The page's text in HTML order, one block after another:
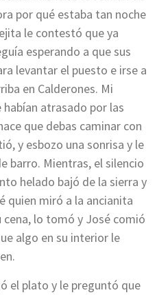
por qué estaba tan noche
le contestó que ya
esperando a que sus
levantar el puesto e irse a
en Calderones. Mi
atrasado por las
que debas caminar con
y esbozo una sonrisa y le
barro. Mientras, el silencio
helado bajó de la sierra y
quien miró a la ancianita
lo tomó y José comió
algo en su interior le
el plato y le preguntó que